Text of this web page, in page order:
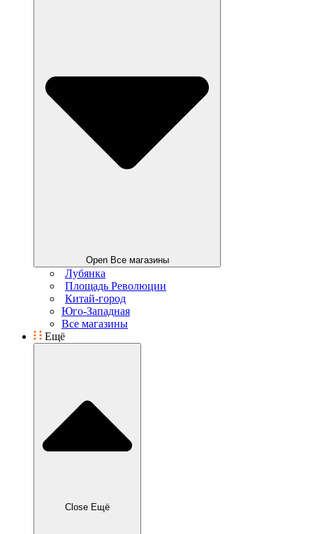
Open Все магазины
Лубянка
Площадь Революции
Китай-город
Юго-Западная
Все магазины
Ещё
Close Ещё